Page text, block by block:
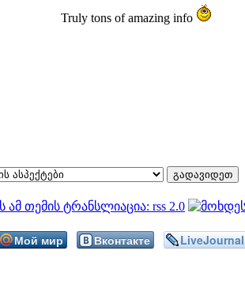
Truly tons of amazing info
Мой мир Вконтакте LiveJournal